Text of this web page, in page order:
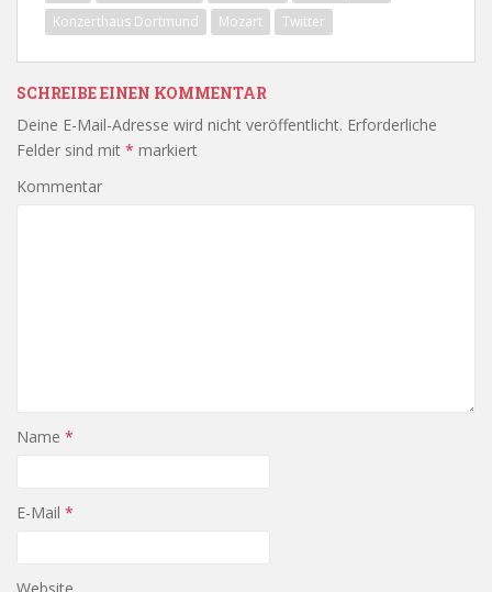
Konzerthaus Dortmund
Mozart Twitter
SCHREIBE EINEN KOMMENTAR
Deine E-Mail-Adresse wird nicht veröffentlicht. Erforderliche
Felder sind mit * markiert
Kommentar
Name *
E-Mail *